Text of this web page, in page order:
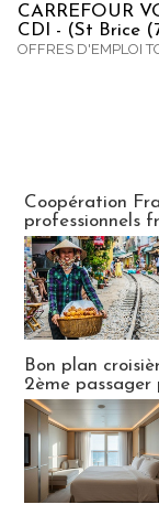
CARREFOUR
CDI - (St Brice
OFFRES D'EMPLOI
Coopération
professionnels
Bon plan
2ème